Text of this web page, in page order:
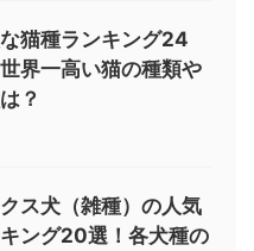
猫種ランキング24
界一高い猫の種類や
？
ス犬（雑種）の人気
ング20選！各犬種の